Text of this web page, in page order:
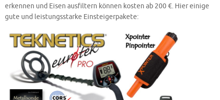
erkennen und Eisen ausfiltern können kosten ab 200 €. Hier einige
gute und leistungsstarke Einsteigerpakete: